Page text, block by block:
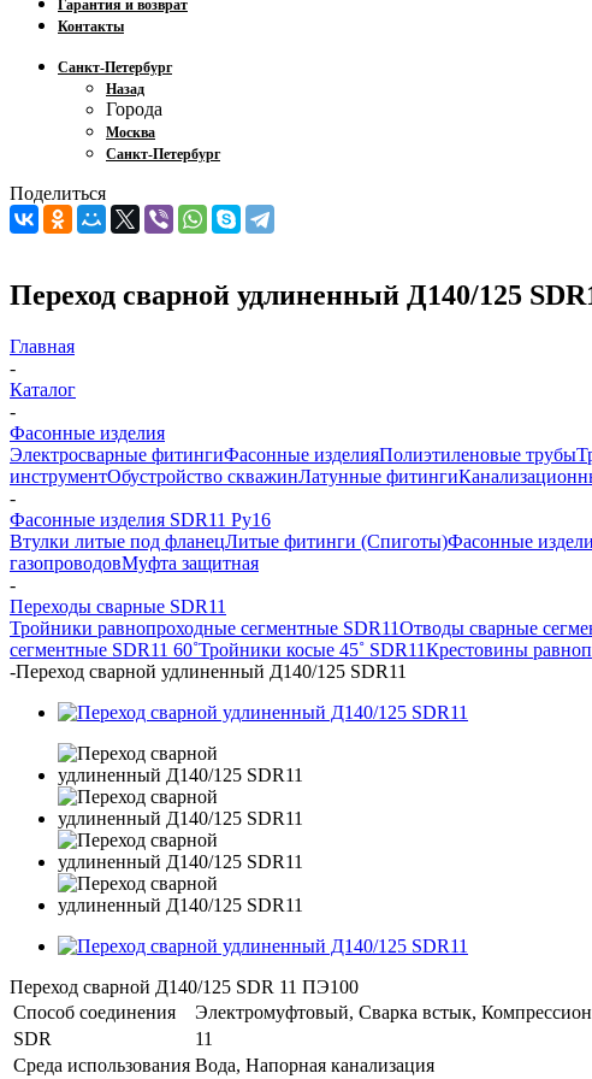
Гарантия и возврат
Контакты
Санкт-Петербург
Назад
Города
Москва
Санкт-Петербург
Поделиться
Переход сварной удлиненный Д140/125
Главная
-
Каталог
-
Фасонные изделия
Электросварные фитингиФасонные изделияПолиэтиленовые трубы
инструментОбустройство скважинЛатунные фитинги
-
Фасонные изделия SDR11 Ру16
Втулки литые под фланецЛитые фитинги (Спиготы)Фасонные
газопроводовМуфта защитная
-
Переходы сварные SDR11
Тройники равнопроходные сегментные SDR11Отводы сварные
сегментные SDR11 60˚Тройники косые 45˚ SDR11Крестовины
-Переход сварной удлиненный Д140/125 SDR11
Переход сварной Д140/125 SDR 11 ПЭ100
Способ соединения
Электромуфтовый, Сварка встык,
SDR
11
Среда использования Вода, Напорная канализация